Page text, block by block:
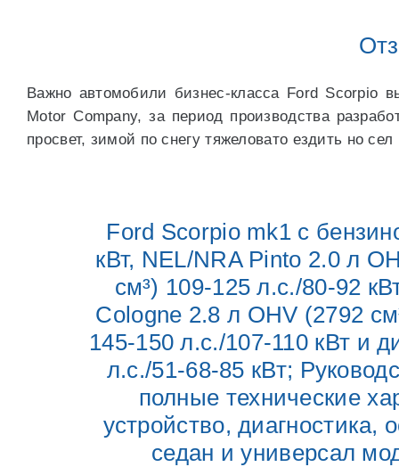
Важно автомобили бизнес-класса Ford Scorpio
Motor Company, за период производства
просвет, зимой по снегу тяжеловато ездить но
Ford Scorpio mk1 с
кВт, NEL/NRA Pinto 2.0 л
см³) 109-125 л.с./80-92
Cologne 2.8 л OHV (2792
145-150 л.с./107-110 кВт и
л.с./51-68-85 кВт;
полные технические
устройство, диагностика,
седан и универсал